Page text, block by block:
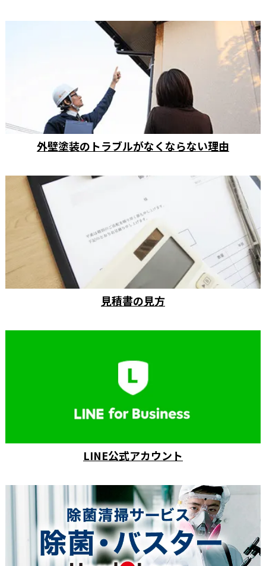
外壁塗装のトラブルがなくならない理由
見積書の見方
LINE公式アカウント